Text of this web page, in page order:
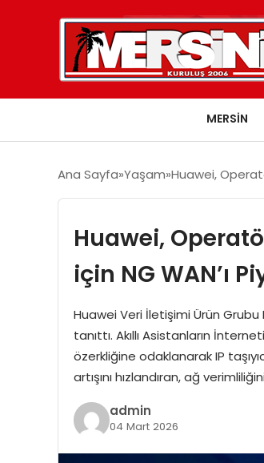
MERSIN
Ana Sayfa Yaşam Huawei,
Huawei,
için NG WAN’ı
Huawei Veri İletişimi Ürün Grubu
tanıttı. Akıllı Asistanların
özerkliğine odaklanarak IP
artışını hızlandıran, ağ
admin
04 Mart 2026